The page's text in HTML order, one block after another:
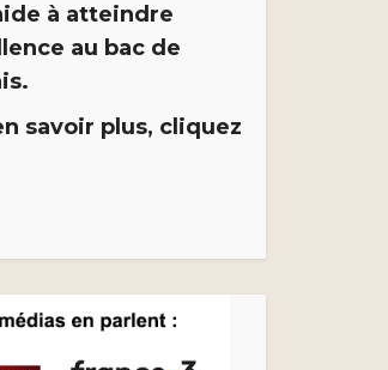
à atteindre
au bac de
savoir plus, cliquez